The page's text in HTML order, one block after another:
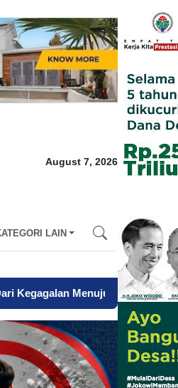
August 7, 2026
LAIN
Sapta Abdi Praja, Charina